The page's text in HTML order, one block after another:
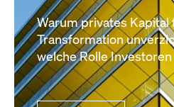
Warum privates Kapital
Transformation
welche Rolle